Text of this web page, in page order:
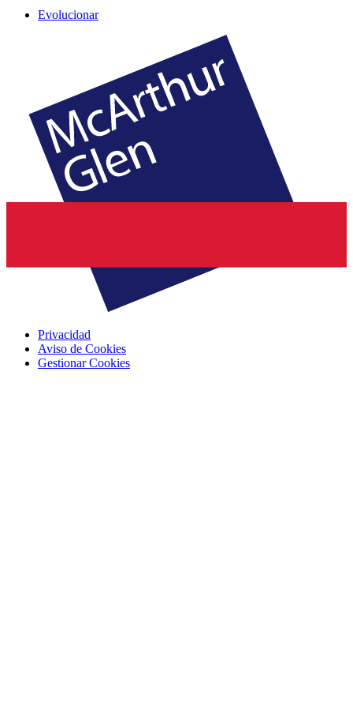
Evolucionar
Privacidad
Aviso de Cookies
Gestionar Cookies